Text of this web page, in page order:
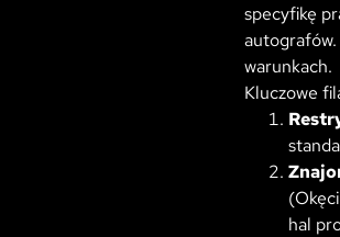
specyfikę
autografów.
warunkach.
Kluczowe
hal